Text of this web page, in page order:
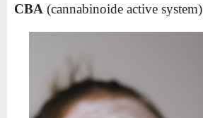
CBA (cannabinoide active system)